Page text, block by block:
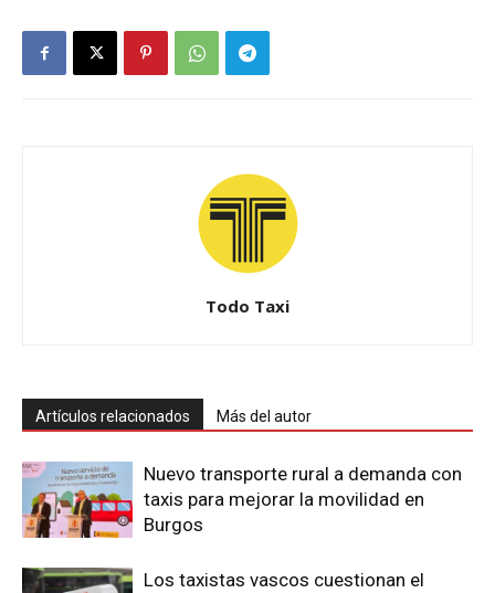
Todo Taxi
Artículos relacionados Más del autor
Nuevo transporte rural a demanda con
taxis para mejorar la movilidad en
Burgos
Los taxistas vascos cuestionan el